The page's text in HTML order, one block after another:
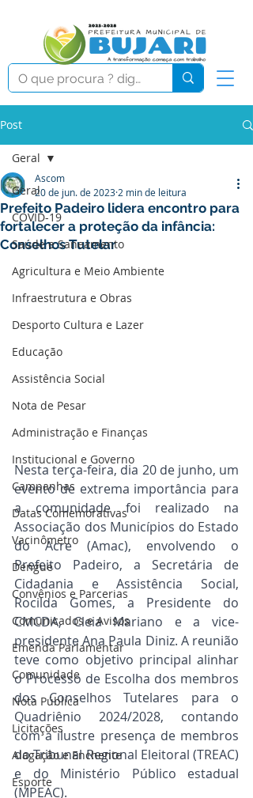
Post
Geral
COVID-19
Saúde e Saneamento
Agricultura e Meio Ambiente
Infraestrutura e Obras
Desporto Cultura e Lazer
Educação
Assistência Social
Nota de Pesar
Administração e Finanças
Institucional e Governo
Campanhas
Datas Comemorativas
Vacinômetro
Dengue
Convênios e Parcerias
Comunicados e Avisos
Emenda Parlamentar
Comunidade
Nota Pública
Licitações
Alagação e Enchente
Esporte
Geral
Prefeito Padeiro lidera encontro para
fortalecer a proteção da infância:
Conselhos Tutelar
Ascom
20 de jun. de 2023 2 min de leitura
Nesta terça-feira, dia 20 de junho, um
evento de extrema importância para
a comunidade foi realizado na
Associação dos Municípios do Estado
do Acre (Amac), envolvendo o
Prefeito Padeiro, a Secretária de
Cidadania e Assistência Social,
Rocilda Gomes, a Presidente do
CMCDA, Cleia Mariano e a vice-
presidente Ana Paula Diniz. A reunião
teve como objetivo principal alinhar
o Processo de Escolha dos membros
dos Conselhos Tutelares para o
Quadriênio 2024/2028, contando
com a ilustre presença de membros
do Tribunal Regional Eleitoral (TREAC)
e do Ministério Público estadual
(MPEAC).